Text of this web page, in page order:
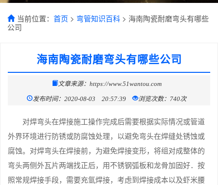
当前位置： 首页 > 弯管知识百科 > 海南陶瓷耐磨弯头有哪些
公司
海南陶瓷耐磨弯头有哪些公司
文章来源：https://www.51wantou.com
发布时间：2020-08-03 20:57:39 浏览次数：740次
对焊弯头在焊接施工操作完成后需要根据实际情况或管道
外界环境进行防锈或防腐蚀处理，以避免弯头在焊缝处锈蚀或
腐蚀。对焊弯头在焊接前，为避免焊接变形，将组对成整体的
弯头两侧外瓦片两端找正后，用不锈钢弧板和龙骨加固好．按
照常规焊接手段，需要充氩焊接，考虑到焊接成本以及虾米腰